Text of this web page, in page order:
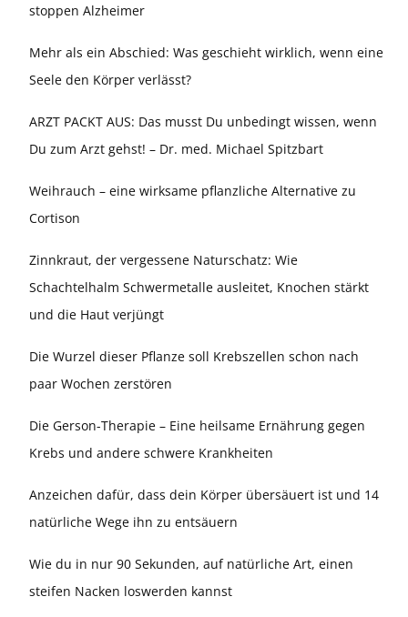
stoppen Alzheimer
Mehr als ein Abschied: Was geschieht wirklich, wenn eine
Seele den Körper verlässt?
ARZT PACKT AUS: Das musst Du unbedingt wissen, wenn
Du zum Arzt gehst! – Dr. med. Michael Spitzbart
Weihrauch – eine wirksame pflanzliche Alternative zu
Cortison
Zinnkraut, der vergessene Naturschatz: Wie
Schachtelhalm Schwermetalle ausleitet, Knochen stärkt
und die Haut verjüngt
Die Wurzel dieser Pflanze soll Krebszellen schon nach
paar Wochen zerstören
Die Gerson-Therapie – Eine heilsame Ernährung gegen
Krebs und andere schwere Krankheiten
Anzeichen dafür, dass dein Körper übersäuert ist und 14
natürliche Wege ihn zu entsäuern
Wie du in nur 90 Sekunden, auf natürliche Art, einen
steifen Nacken loswerden kannst